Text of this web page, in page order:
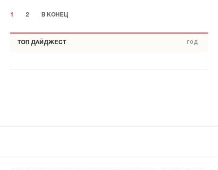
1 2 В КОНЕЦ
ТОП ДАЙДЖЕСТ ГОД